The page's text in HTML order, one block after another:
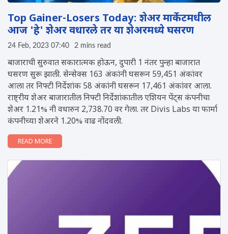
Top Gainer-Losers Today: शेअर मार्केटमधील
आज 'हे' शेअर वधारले तर या शेअरमध्ये घसरण
24 Feb, 2023 07:40 2 mins read
बाजाराची सुरुवात सकारात्मक होऊन, दुपारी 1 नंतर पुन्हा बाजारात
घसरण सुरू झाली. सेन्सेक्स 163 अंकांनी घसरून 59,451 अंकांवर
आला तर निफ्टी निर्देशांक 58 अंकांनी घसरून 17,461 अंकांवर आला.
राष्ट्रीय शेअर बाजारातील निफ्टी निर्देशांकातील एशियन पेंट्स कंपनीचा
शेअर 1.21% नी वधारुन 2,738.70 वर गेला. तर Divis Labs या फार्मा
कंपनीच्या शेअरने 1.20% वाढ नोंदवली.
READ MORE